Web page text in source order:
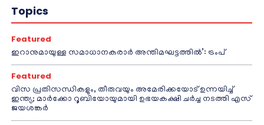
Topics
Featured
ഇറാനുമായുള്ള സമാധാനകരാർ അന്തിമഘട്ടത്തിൽ‌’: ട്രംപ്
Featured
വിസ പ്രതിസന്ധികളും, തീരുവയും അമേരിക്കയോട് ഉന്നയിച്ച്
ഇന്ത്യ; മാർക്കോ റൂബിയോയുമായി ഉഭയകക്ഷി ചർച്ച നടത്തി എസ്
ജയശങ്കർ